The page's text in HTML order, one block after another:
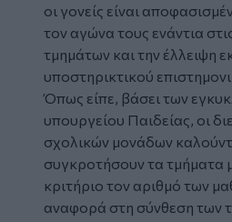
οι γονείς είναι
τον αγώνα τους ενάντια
τμημάτων και την έλλειψη
υποστηρικτικού
Όπως είπε, βάσει των
υπουργείου Παιδείας, οι
σχολικών μονάδων
συγκροτήσουν τα τμήματα
κριτήριο τον αριθμό των
αναφορά στη σύνθεση των